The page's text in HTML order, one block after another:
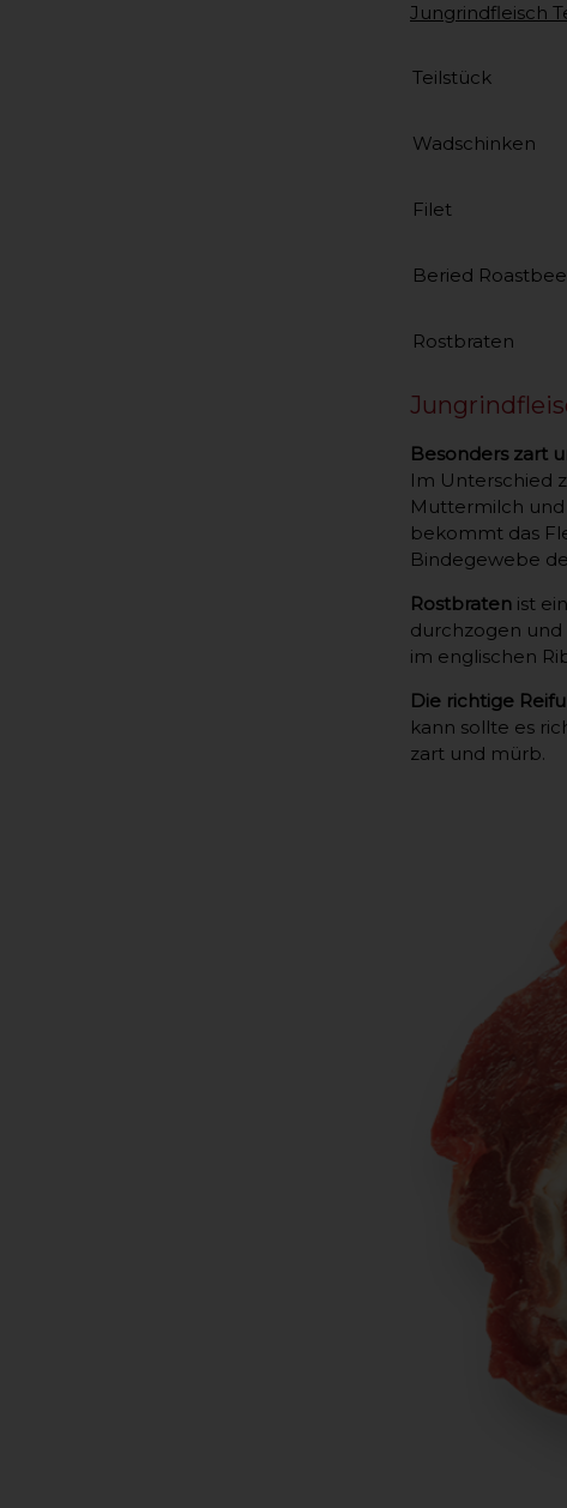
Jungrindfleisch
Teilstück
Wadschinken
Filet
Beried
Rostbraten
Besonders zart
Im Unterschied
Muttermilch und
bekommt das
Bindegewebe
Rostbraten ist
durchzogen und
im englischen
Die richtige
kann sollte es
zart und mürb.